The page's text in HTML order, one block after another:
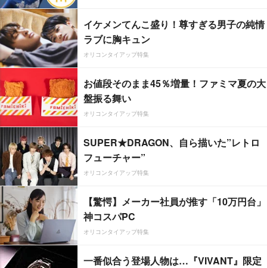
イケメンてんこ盛り！尊すぎる男子の純情
ラブに胸キュン
オリコンタイアップ特集
お値段そのまま45％増量！ファミマ夏の大
盤振る舞い
オリコンタイアップ特集
SUPER★DRAGON、自ら描いた”レトロ
フューチャー”
オリコンタイアップ特集
【驚愕】メーカー社員が推す「10万円台」
神コスパPC
オリコンタイアップ特集
一番似合う登場人物は…『VIVANT』限定